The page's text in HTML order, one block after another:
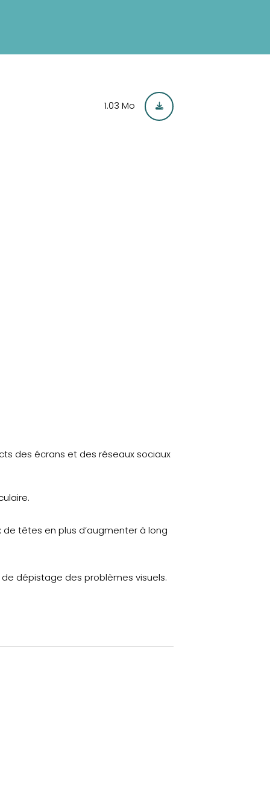
1.03 Mo
des écrans et des réseaux sociaux
têtes en plus d’augmenter à long
dépistage des problèmes visuels.